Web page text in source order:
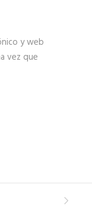
y web
vez que